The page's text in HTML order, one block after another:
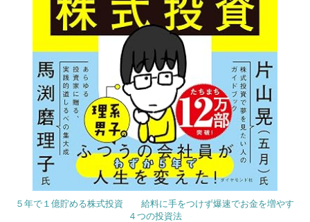
５年で１億貯める株式投資 給料に手をつけず爆速でお金を増やす
４つの投資法